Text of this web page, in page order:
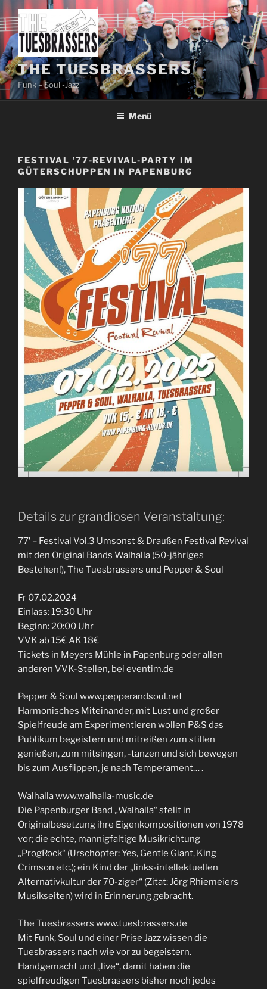
Zum
Inhalt
springen
THE TUESBRASSERS
Funk – Soul -Jazz
Menü
FESTIVAL ’77-REVIVAL-PARTY IM
GÜTERSCHUPPEN IN PAPENBURG
Details zur grandiosen Veranstaltung:
77′ – Festival Vol.3 Umsonst & Draußen Festival Revival
mit den Original Bands Walhalla (50-jähriges
Bestehen!), The Tuesbrassers und Pepper & Soul
Fr 07.02.2024
Einlass: 19:30 Uhr
Beginn: 20:00 Uhr
VVK ab 15€ AK 18€
Tickets in Meyers Mühle in Papenburg oder allen
anderen VVK-Stellen, bei eventim.de
Pepper & Soul www.pepperandsoul.net
Harmonisches Miteinander, mit Lust und großer
Spielfreude am Experimentieren wollen P&S das
Publikum begeistern und mitreißen zum stillen
genießen, zum mitsingen, -tanzen und sich bewegen
bis zum Ausflippen, je nach Temperament… .
Walhalla www.walhalla-music.de
Die Papenburger Band „Walhalla“ stellt in
Originalbesetzung ihre Eigenkompositionen von 1978
vor; die echte, mannigfaltige Musikrichtung
„ProgRock“ (Urschöpfer: Yes, Gentle Giant, King
Crimson etc.); ein Kind der „links-intellektuellen
Alternativkultur der 70-ziger“ (Zitat: Jörg Rhiemeiers
Musikseiten) wird in Erinnerung gebracht.
The Tuesbrassers www.tuesbrassers.de
Mit Funk, Soul und einer Prise Jazz wissen die
Tuesbrassers nach wie vor zu begeistern.
Handgemacht und „live“, damit haben die
spielfreudigen Tuesbrassers bisher noch jedes